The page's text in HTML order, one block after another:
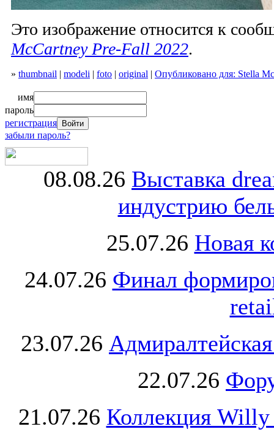
Это изображение относится к
McCartney Pre-Fall 2022.
» thumbnail | modeli | foto | original | Опубликовано для: Stella
имя
пароль
регистрация
забыли пароль?
08.08.26 Выставка
индустрию
25.07.26 Новая
24.07.26 Финал
23.07.26
22.07.26
21.07.26 Коллекция Willy